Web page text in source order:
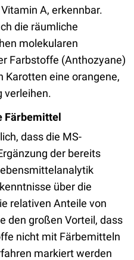
A, erkennbar.
die räumliche
molekularen
Farbstoffe (Anthozyane)
Karotten eine orangene,
verleihen.
Färbemittel
dass die MS-
der bereits
über die
relativen Anteile von
den großen Vorteil, dass
nicht mit Färbemitteln
markiert werden